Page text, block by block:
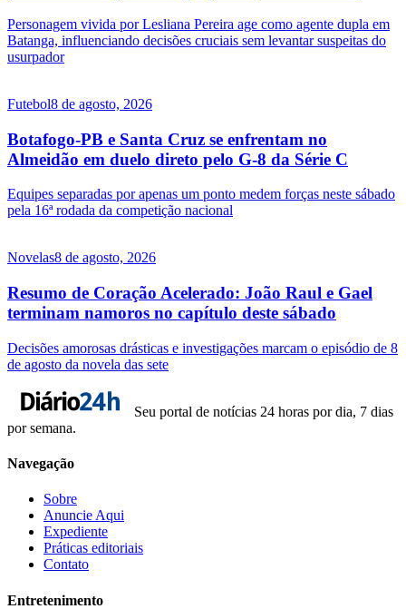
Personagem vivida por Lesliana Pereira age como agente dupla em
Batanga, influenciando decisões cruciais sem levantar suspeitas do
usurpador
Futebol8 de agosto, 2026
Botafogo-PB e Santa Cruz se enfrentam no
Almeidão em duelo direto pelo G-8 da Série C
Equipes separadas por apenas um ponto medem forças neste sábado
pela 16ª rodada da competição nacional
Novelas8 de agosto, 2026
Resumo de Coração Acelerado: João Raul e Gael
terminam namoros no capítulo deste sábado
Decisões amorosas drásticas e investigações marcam o episódio de 8
de agosto da novela das sete
Seu portal de notícias 24 horas por dia, 7 dias
por semana.
Navegação
Sobre
Anuncie Aqui
Expediente
Práticas editoriais
Contato
Entretenimento